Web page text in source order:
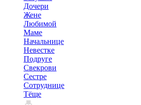
Дочери
Жене
Любимой
Маме
Начальнице
Невестке
Подруге
Свекрови
Сестре
Сотруднице
Тёще